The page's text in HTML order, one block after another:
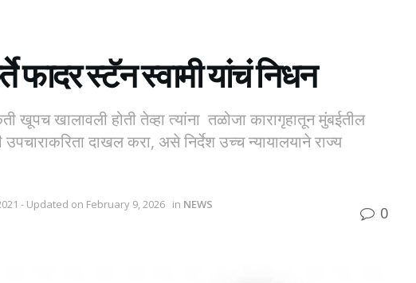
फादर स्टॅन स्वामी यांचं निधन
खूपच खालावली होती तेव्हा त्यांना तळोजा कारागृहातून मुंबईतील
दाखल करा, असे निर्देश उच्च न्यायालयाने राज्य
- Updated on February 9, 2026 in NEWS
0